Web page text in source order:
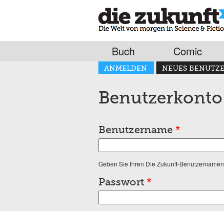
Buch Comic
Haupt-Reiter
ANMELDEN
(AKTIVER REITER)
NEUES
Benutzerkonto
Benutzername *
Geben Sie Ihren Die Zukunft-
Passwort *